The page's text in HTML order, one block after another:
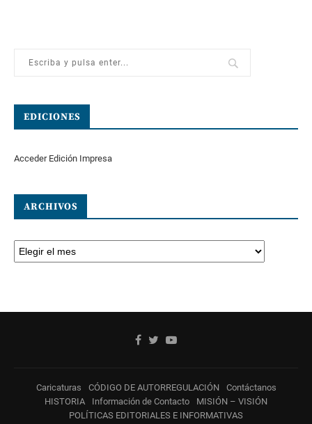
EDICIONES
Acceder Edición Impresa
ARCHIVOS
Caricaturas CÓDIGO DE AUTORREGULACIÓN
Contáctanos
HISTORIA
Información de Contacto
MISIÓN – VISIÓN
POLÍTICAS EDITORIALES E INFORMATIVAS